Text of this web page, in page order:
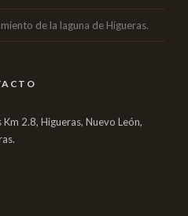
de la laguna de Higueras.
2.8, Higueras, Nuevo León,